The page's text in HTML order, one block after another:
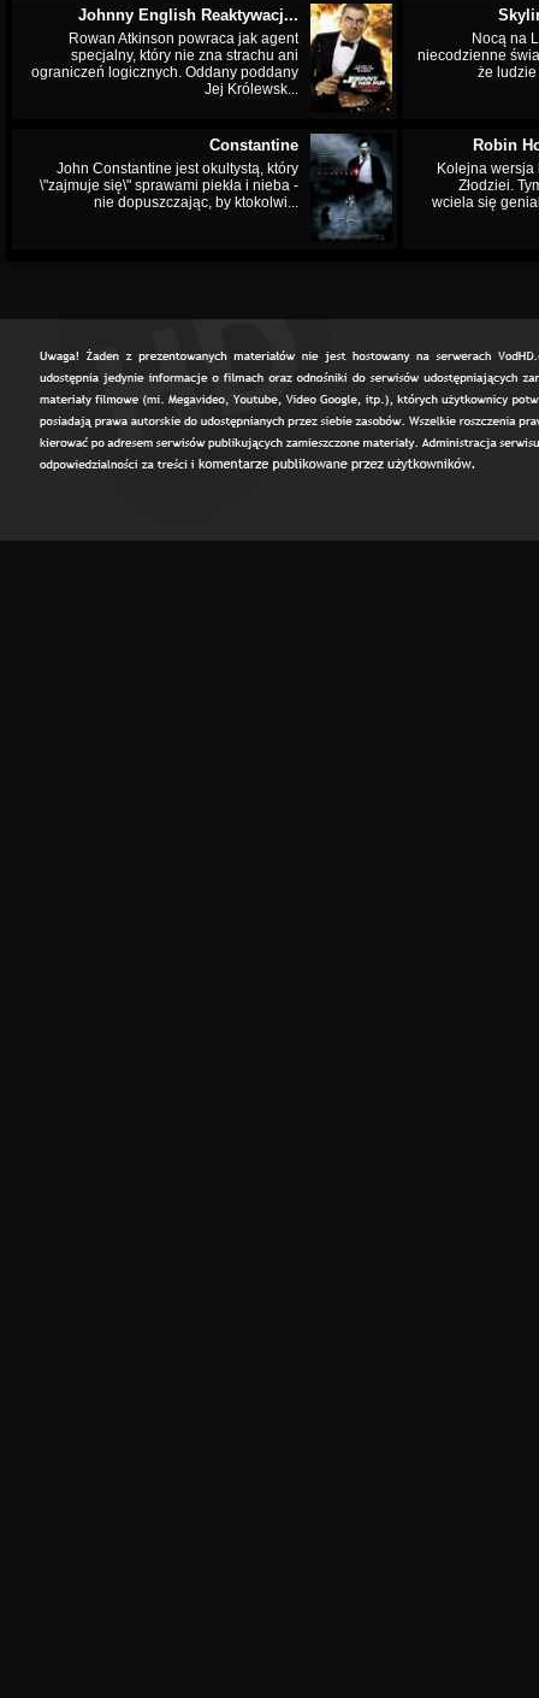
Johnny English Reaktywacj...
Rowan Atkinson powraca jak agent
specjalny, który nie zna strachu ani
ograniczeń logicznych. Oddany poddany
Jej Królewsk...
Nocą na
niecodzienne
że
Constantine
John Constantine jest okultystą, który
\"zajmuje się\" sprawami piekła i nieba -
nie dopuszczając, by ktokolwi...
Robin
Kolejna wersja
Złodziei.
wciela się